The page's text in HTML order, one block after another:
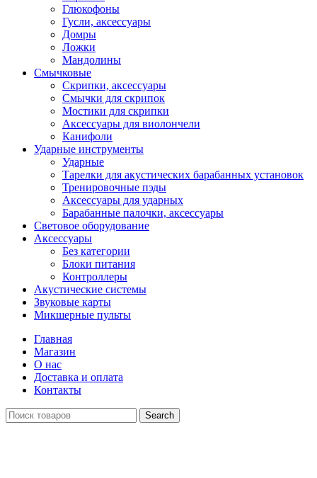
Глюкофоны
Гусли, аксессуары
Домры
Ложки
Мандолины
Смычковые
Скрипки, аксессуары
Смычки для скрипок
Мостики для скрипки
Аксессуары для виолончели
Канифоли
Ударные инструменты
Ударные
Тарелки для акустических барабанных установок
Тренировочные пэды
Аксессуары для ударных
Барабанные палочки, аксессуары
Световое оборудование
Аксессуары
Без категории
Блоки питания
Контроллеры
Акустические системы
Звуковые карты
Микшерные пульты
Главная
Магазин
О нас
Доставка и оплата
Контакты
Search